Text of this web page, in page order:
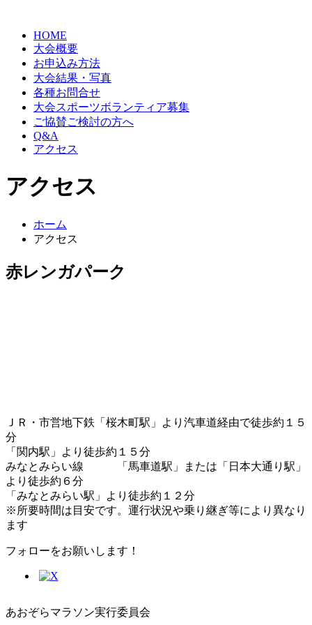
HOME
大会概要
お申込み方法
大会結果・写真
各種お問合せ
大会スポーツボランティア募集
ご協賛ご検討の方へ
Q&A
アクセス
アクセス
ホーム
アクセス
赤レンガパーク
ＪＲ・市営地下鉄「桜木町駅」より汽車道経由で徒歩約１５
分
「関内駅」より徒歩約１５分
みなとみらい線 「馬車道駅」または「日本大通り駅」
より徒歩約６分
「みなとみらい駅」より徒歩約１２分
※所要時間は目安です。運行状況や乗り継ぎ等により異なり
ます
フォローをお願いします！
あおぞらマラソン実行委員会